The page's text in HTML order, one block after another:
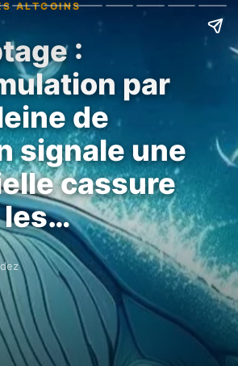
ALTCOINS
:
par
de
signale une
cassure
les…